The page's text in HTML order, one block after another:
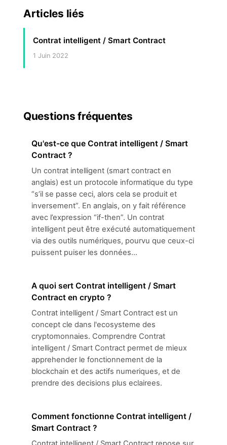
Articles liés
Contrat intelligent / Smart Contract
1 Juin 2022
Questions fréquentes
Qu'est-ce que Contrat intelligent / Smart
Contract ?
Un contrat intelligent (smart contract en
anglais) est un protocole informatique du type
“s’il se passe ceci, alors cela se produit et
inversement”. En anglais, on y fait référence
avec l’expression “if-then”. Un contrat
intelligent peut être exécuté automatiquement
via des outils numériques, pourvu que ceux-ci
puissent puiser les données...
A quoi sert Contrat intelligent / Smart
Contract en crypto ?
Contrat intelligent / Smart Contract est un
concept cle dans l'ecosysteme des
cryptomonnaies. Comprendre Contrat
intelligent / Smart Contract permet de mieux
apprehender le fonctionnement de la
blockchain et des actifs numeriques, et de
prendre des decisions plus eclairees.
Comment fonctionne Contrat intelligent /
Smart Contract ?